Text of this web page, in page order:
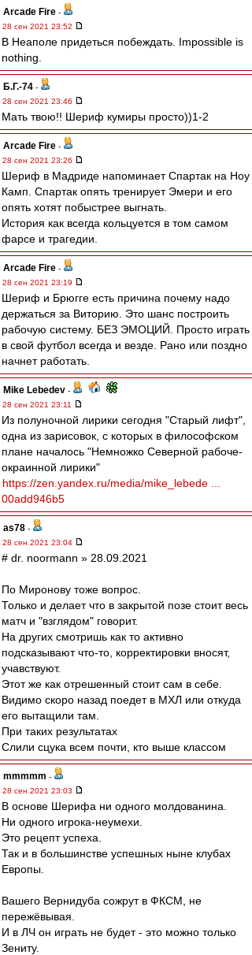
Arcade Fire -
28 сен 2021 23:52
В Неаполе придеться побеждать. Impossible is
nothing.
Б.Г.-74 -
28 сен 2021 23:46
Мать твою!! Шериф кумиры просто))1-2
Arcade Fire -
28 сен 2021 23:26
Шериф в Мадриде напоминает Спартак на Ноу
Камп. Спартак опять тренирует Эмери и его
опять хотят побыстрее выгнать.
История как всегда кольцуется в том самом
фарсе и трагедии.
Arcade Fire -
28 сен 2021 23:19
Шериф и Брюгге есть причина почему надо
держаться за Виторию. Это шанс построить
рабочую систему. БЕЗ ЭМОЦИЙ. Просто играть
в свой футбол всегда и везде. Рано или поздно
начнет работать.
Mike Lebedev -
28 сен 2021 23:11
Из полуночной лирики сегодня "Старый лифт",
одна из зарисовок, с которых в философском
плане началось "Немножко Северной рабоче-
окраинной лирики"
https://zen.yandex.ru/media/mike_lebede ...
00add946b5
as78 -
28 сен 2021 23:04
# dr. noormann » 28.09.2021
По Миронову тоже вопрос.
Только и делает что в закрытой позе стоит весь
матч и "взглядом" говорит.
На других смотришь как то активно
подсказывают что-то, корректировки вносят,
учавствуют.
Этот же как отрешенный стоит сам в себе.
Видимо скоро назад поедет в МХЛ или откуда
его вытащили там.
При таких результатах
Слили сцука всем почти, кто выше классом
mmmmm -
28 сен 2021 23:03
В основе Шерифа ни одного молдованина.
Ни одного игрока-неумехи.
Это рецепт успеха.
Так и в большинстве успешных ныне клубах
Европы.
Вашего Вернидуба сожрут в ФКСМ, не
пережёвывая.
И в ЛЧ он играть не будет - это можно только
Зениту.